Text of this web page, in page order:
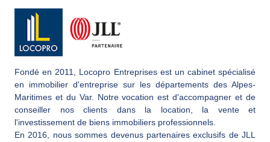
Fondé en 2011, Locopro Entreprises est un cabinet spécialisé
en immobilier d'entreprise sur les départements des Alpes-
Maritimes et du Var. Notre vocation est d'accompagner et de
conseiller nos clients dans la location, la vente et
l'investissement de biens immobiliers professionnels.
En 2016, nous sommes devenus partenaires exclusifs de JLL